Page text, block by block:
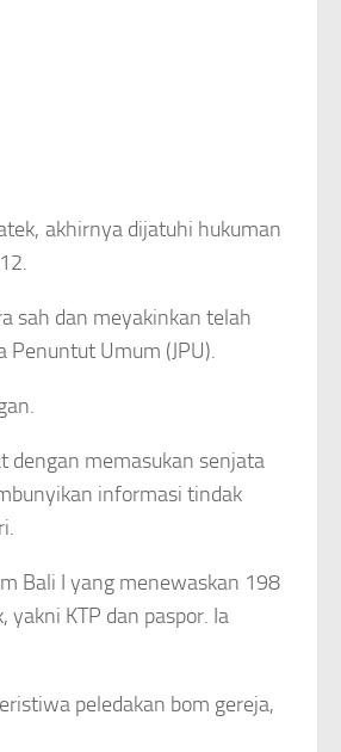
akhirnya dijatuhi hukuman
sah dan meyakinkan telah
Penuntut Umum (JPU).
dengan memasukan senjata
informasi tindak
Bali I yang menewaskan 198
KTP dan paspor. Ia
peledakan bom gereja,